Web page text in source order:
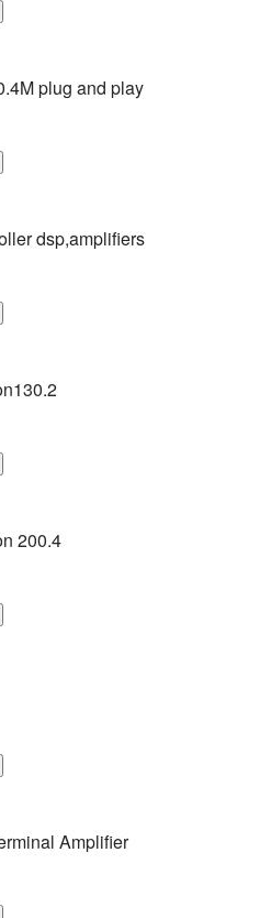
plug and play
dsp,amplifiers
carbon 200.4
Amplifier